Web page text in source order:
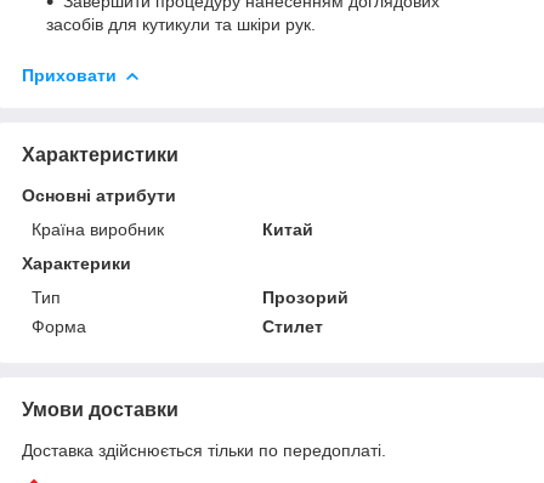
засобів для кутикули та шкіри рук.
Приховати
Характеристики
Основні атрибути
Країна виробник
Китай
Характерики
Тип
Прозорий
Форма
Стилет
Умови доставки
Доставка здійснюється тільки по передоплаті.